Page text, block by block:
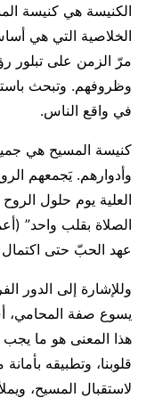
الكنيسة هي كنيسة
الخلاصية التي هي
مرّ الزمن على تبلور
وظروفهم. وتبحث
في واقع الناس.
كنيسة المسيح هي
وأدوارهم. يَجمعهم
العلية يوم حلول
عهد الحبّ حتى اكتمال
وللإشارة إلى الدور
يسوع صفة المحامي،
هذا المعنى هو ما
قلوبنا، وتطبيقه
لاستقبال المسيح،